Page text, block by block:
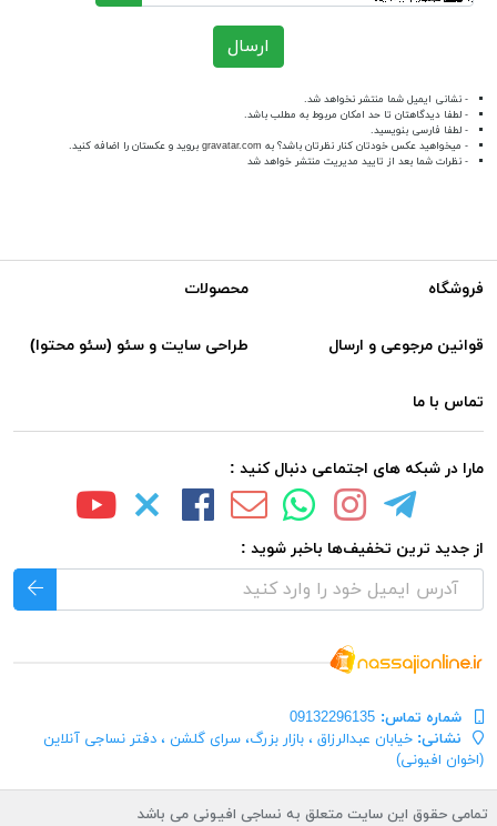
ارسال
- نشانی ایمیل شما منتشر نخواهد شد.
- لطفا دیدگاهتان تا حد امکان مربوط به مطلب باشد.
- لطفا فارسی بنویسید.
- میخواهید عکس خودتان کنار نظرتان باشد؟ به gravatar.com بروید و عکستان را اضافه کنید.
- نظرات شما بعد از تایید مدیریت منتشر خواهد شد
فروشگاه محصولات
قوانین مرجوعی و ارسال طراحی سایت و سئو (سئو محتوا)
تماس با ما
مارا در شبکه های اجتماعی دنبال کنید :
از جدید ترین تخفیف‌ها باخبر شوید :
شماره تماس‌: 09132296135
نشانی: خیابان عبدالرزاق ، بازار بزرگ، سرای گلشن ، دفتر نساجی آنلاین
(اخوان افیونی)
تمامی حقوق این سایت متعلق به نساجی افیونی می باشد